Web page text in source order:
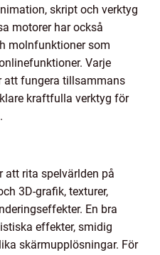
skript och verktyg
motorer har också
molnfunktioner som
Varje
att fungera tillsammans
kraftfulla verktyg för
att rita spelvärlden på
3D-grafik, texturer,
En bra
effekter, smidig
skärmupplösningar. För